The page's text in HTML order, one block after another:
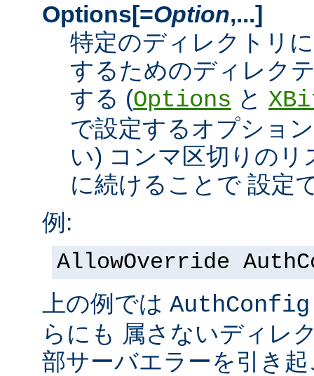
Options[=Option,...]
特定のディレクトリ
するためのディレク
する (Options と
で設定するオプショ
い) コンマ区切りの
に続けることで 設定
例:
AllowOverride
上の例では AuthConfig
らにも 属さないディレ
部サーバエラーを引き